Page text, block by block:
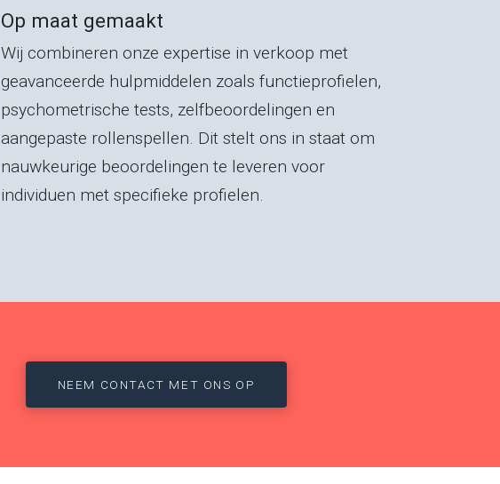
Op maat gemaakt
Wij combineren onze expertise in verkoop met
geavanceerde hulpmiddelen zoals functieprofielen,
psychometrische tests, zelfbeoordelingen en
aangepaste rollenspellen. Dit stelt ons in staat om
nauwkeurige beoordelingen te leveren voor
individuen met specifieke profielen.
NEEM CONTACT MET ONS OP